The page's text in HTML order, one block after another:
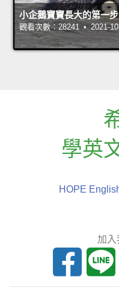
小企鵝寶寶長大的第一步
觀看次數：28241 • 2021-
學英
HOPE
加入